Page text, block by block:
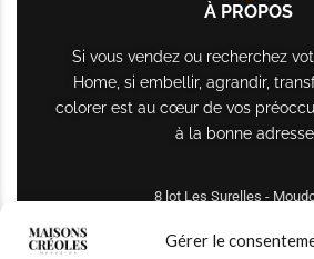
Gérer le
À PROPOS
Si vous vendez ou recherchez
Home, si embellir, agrandir,
colorer est au cœur de vos
à la bonne
8 lot Les Surelles -